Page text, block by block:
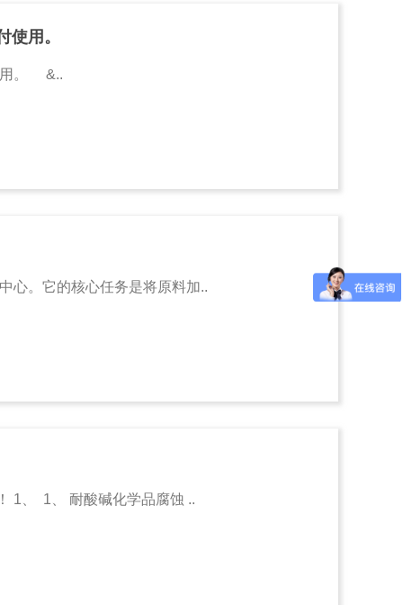
用。
用。 &..
。它的核心任务是将原料加..
1、 1、 耐酸碱化学品腐蚀 ..